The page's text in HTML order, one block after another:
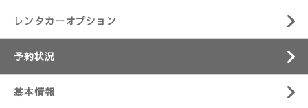
レンタカーオプション
予約状況
基本情報